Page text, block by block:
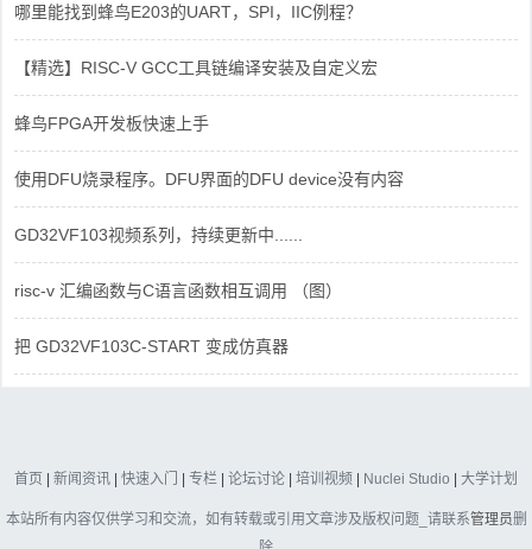
哪里能找到蜂鸟E203的UART，SPI，IIC例程？
【精选】RISC-V GCC工具链编译安装及自定义宏
蜂鸟FPGA开发板快速上手
使用DFU烧录程序。DFU界面的DFU device没有内容
GD32VF103视频系列，持续更新中......
risc-v 汇编函数与C语言函数相互调用 （图）
把 GD32VF103C-START 变成仿真器
首页 | 新闻资讯 | 快速入门 | 专栏 | 论坛讨论 | 培训视频 | Nuclei Studio | 大学计划
本站所有内容仅供学习和交流，如有转载或引用文章涉及版权问题_请联系管理员删